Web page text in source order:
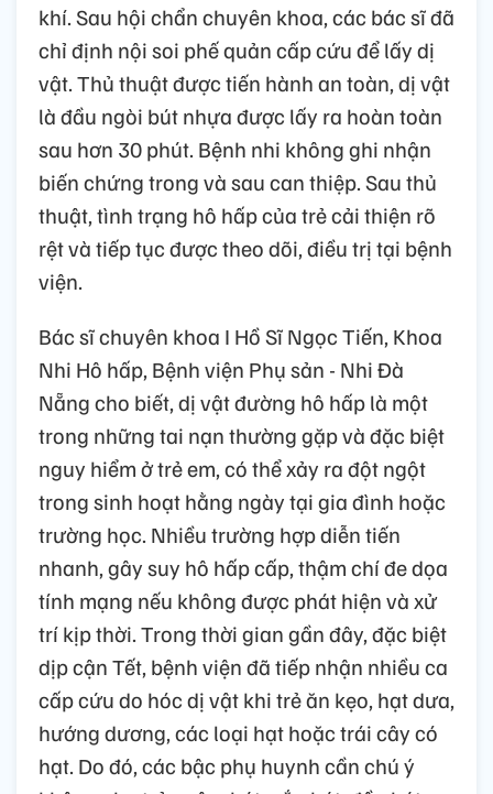
khí. Sau hội chẩn chuyên khoa, các bác sĩ đã
chỉ định nội soi phế quản cấp cứu để lấy dị
vật. Thủ thuật được tiến hành an toàn, dị vật
là đầu ngòi bút nhựa được lấy ra hoàn toàn
sau hơn 30 phút. Bệnh nhi không ghi nhận
biến chứng trong và sau can thiệp. Sau thủ
thuật, tình trạng hô hấp của trẻ cải thiện rõ
rệt và tiếp tục được theo dõi, điều trị tại bệnh
viện.
Bác sĩ chuyên khoa I Hồ Sĩ Ngọc Tiến, Khoa
Nhi Hô hấp, Bệnh viện Phụ sản - Nhi Đà
Nẵng cho biết, dị vật đường hô hấp là một
trong những tai nạn thường gặp và đặc biệt
nguy hiểm ở trẻ em, có thể xảy ra đột ngột
trong sinh hoạt hằng ngày tại gia đình hoặc
trường học. Nhiều trường hợp diễn tiến
nhanh, gây suy hô hấp cấp, thậm chí đe dọa
tính mạng nếu không được phát hiện và xử
trí kịp thời. Trong thời gian gần đây, đặc biệt
dịp cận Tết, bệnh viện đã tiếp nhận nhiều ca
cấp cứu do hóc dị vật khi trẻ ăn kẹo, hạt dưa,
hướng dương, các loại hạt hoặc trái cây có
hạt. Do đó, các bậc phụ huynh cần chú ý